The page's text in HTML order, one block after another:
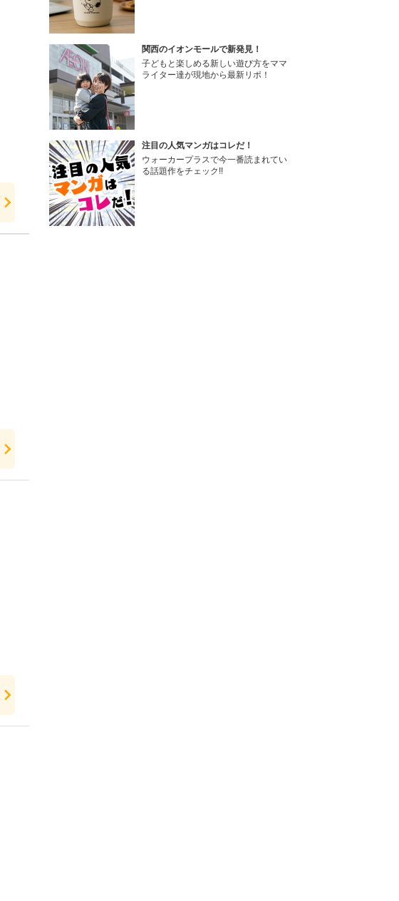
関西のイオンモールで新発見！
子どもと楽しめる新しい遊び方をママ
ライター達が現地から最新リポ！
注目の人気マンガはコレだ！
ウォーカープラスで今一番読まれてい
る話題作をチェック!!